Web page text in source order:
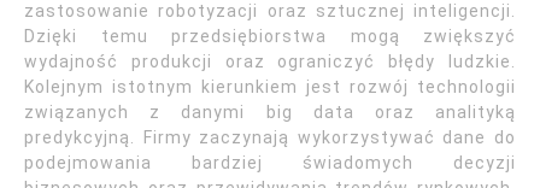
zastosowanie robotyzacji oraz sztucznej inteligencji.
Dzięki temu przedsiębiorstwa mogą zwiększyć
wydajność produkcji oraz ograniczyć błędy ludzkie.
Kolejnym istotnym kierunkiem jest rozwój technologii
związanych z danymi big data oraz analityką
predykcyjną. Firmy zaczynają wykorzystywać dane do
podejmowania bardziej świadomych decyzji